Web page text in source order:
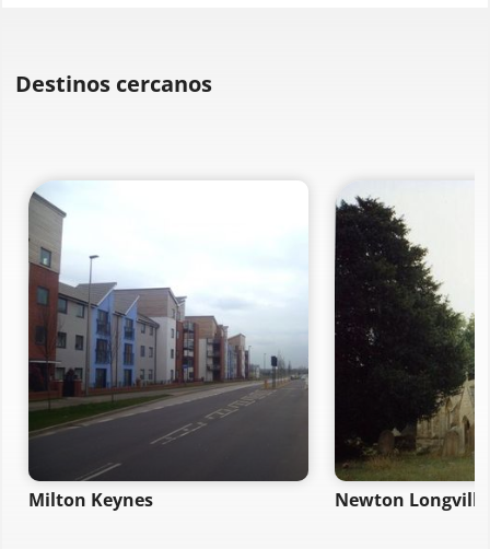
Destinos cercanos
Milton Keynes Newton Longville